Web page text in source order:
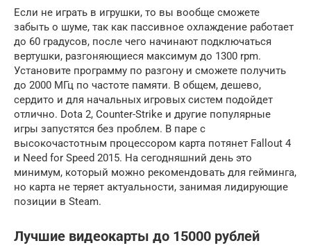
Если не играть в игрушки, то вы вообще сможете
забыть о шуме, так как пассивное охлаждение работает
до 60 градусов, после чего начинают подключаться
вертушки, разгоняющиеся максимум до 1300 rpm.
Установите программу по разгону и сможете получить
до 2000 МГц по частоте памяти. В общем, дешево,
сердито и для начальных игровых систем подойдет
отлично. Dota 2, Counter-Strike и другие популярные
игры запустятся без проблем. В паре с
высокочастотным процессором карта потянет Fallout 4
и Need for Speed 2015. На сегодняшний день это
минимум, который можно рекомендовать для гейминга,
но карта не теряет актуальности, занимая лидирующие
позиции в Steam.
Лучшие видеокарты до 15000 рублей